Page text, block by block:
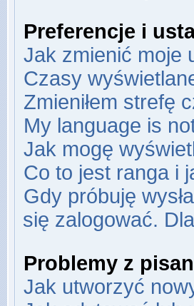
Preferencje i
Jak zmienić moje
Czasy
Zmieniłem strefę
My language is
Jak mogę
Co to jest ranga i
Gdy próbuję
się zalogować.
Problemy z
Jak utworzyć